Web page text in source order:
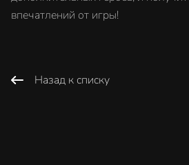
впечатлений от игры!
Назад к списку